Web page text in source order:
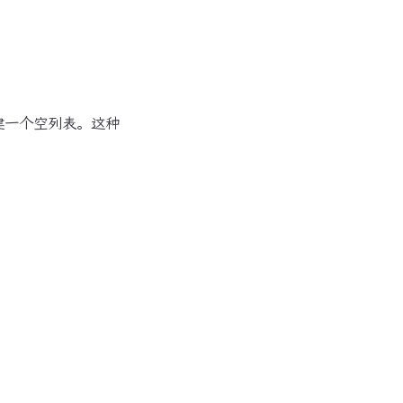
一个空列表。这种